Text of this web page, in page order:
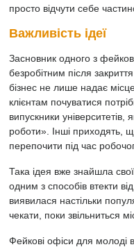
просто відчути себе
Важливість ідеї
Засновник одного з
безробітним після
бізнес не лише надає
клієнтам почуватися
випускники
роботи». Інші приходять,
перепочити під час
Така ідея вже знайшла
одним з способів втекти
виявилася настільки
чекати, поки звільниться
Фейкові офіси для молоді